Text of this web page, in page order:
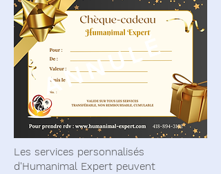
ANNULÉ
Les services personnalisés
d'Humanimal Expert peuvent